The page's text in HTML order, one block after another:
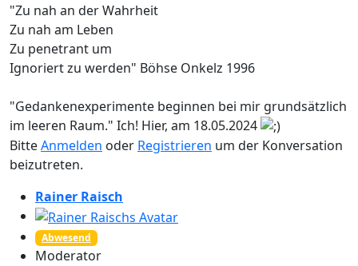
"Zu nah an der Wahrheit
Zu nah am Leben
Zu penetrant um
Ignoriert zu werden" Böhse Onkelz 1996
"Gedankenexperimente beginnen bei mir grundsätzlich
im leeren Raum." Ich! Hier, am 18.05.2024
BitteAnmelden oder Registrieren um der Konversation
beizutreten.
Rainer Raisch
Abwesend
Moderator